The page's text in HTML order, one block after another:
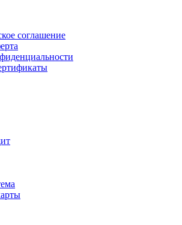
соглашение